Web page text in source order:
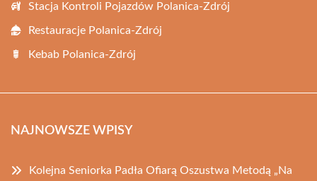
Stacja Kontroli Pojazdów Polanica-Zdrój
Restauracje Polanica-Zdrój
Kebab Polanica-Zdrój
NAJNOWSZE WPISY
Kolejna Seniorka Padła Ofiarą Oszustwa Metodą „Na